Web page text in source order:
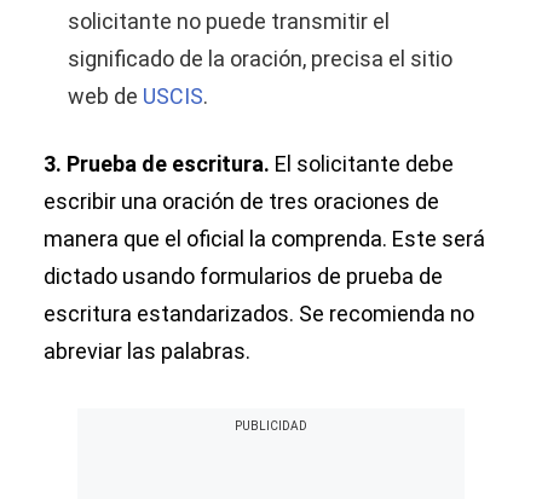
solicitante no puede transmitir el
significado de la oración, precisa el sitio
web de USCIS.
3. Prueba de escritura. El solicitante debe
escribir una oración de tres oraciones de
manera que el oficial la comprenda. Este será
dictado usando formularios de prueba de
escritura estandarizados. Se recomienda no
abreviar las palabras.